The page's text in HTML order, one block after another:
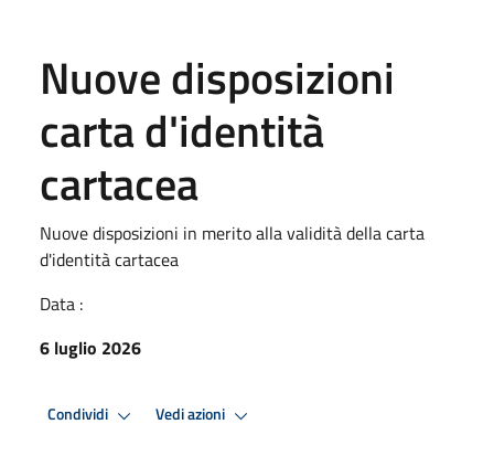
Nuove disposizioni
carta d'identità
cartacea
Nuove disposizioni in merito alla validità della carta
d'identità cartacea
Data :
6 luglio 2026
Condividi Vedi azioni